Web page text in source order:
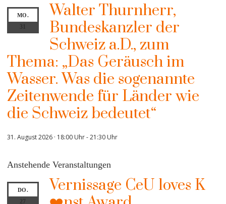
MO.
31
Walter Thurnherr,
Bundeskanzler der
Schweiz a.D., zum
Thema: „Das Geräusch im
Wasser. Was die sogenannte
Zeitenwende für Länder wie
die Schweiz bedeutet“
31. August 2026 · 18:00 Uhr-21:30 Uhr
Anstehende Veranstaltungen
DO.
27
Vernissage CeU loves K